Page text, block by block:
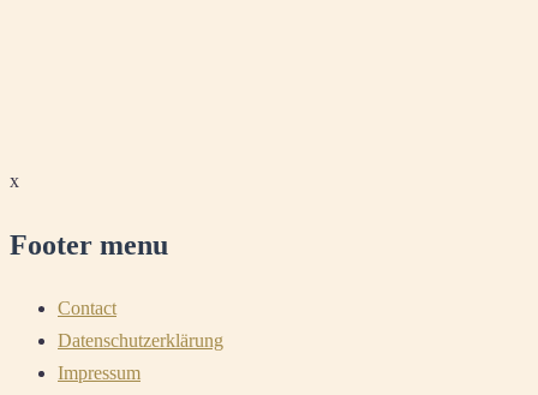
x
Footer menu
Contact
Datenschutzerklärung
Impressum